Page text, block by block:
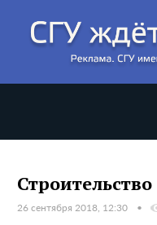
26 сентября 2018, 12:30